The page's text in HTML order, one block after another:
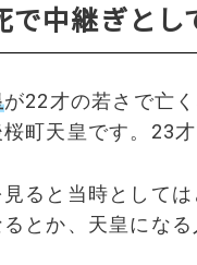
で中継ぎとし
が22才の若さで亡
町天皇です。23
ると当時として
とか、天皇にな